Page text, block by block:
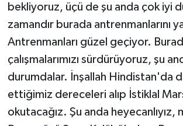
bekliyoruz, üçü de şu anda çok iyi
zamandır burada antrenmanlarını
Antrenmanları güzel geçiyor.
çalışmalarımızı sürdürüyoruz, şu
durumdalar. İnşallah Hindistan'da
ettiğimiz dereceleri alıp İstiklal
okutacağız. Şu anda heyecanlıyız,